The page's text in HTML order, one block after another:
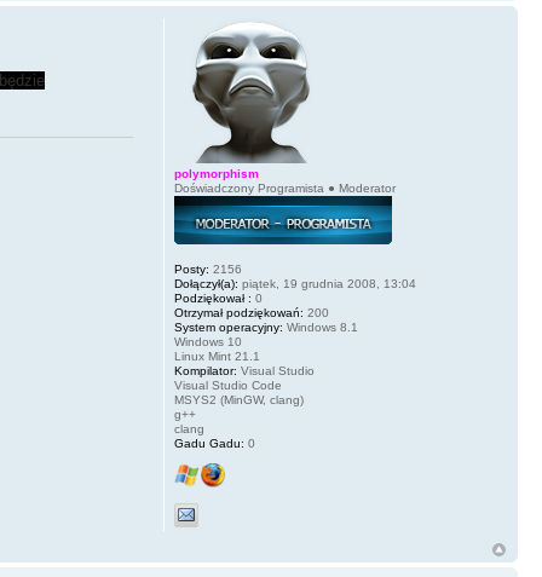
polymorphism
Doświadczony Programista ● Moderator
Posty: 2156
Dołączył(a): piątek, 19 grudnia 2008, 13:04
Podziękował : 0
Otrzymał podziękowań: 200
System operacyjny: Windows 8.1
Windows 10
Linux Mint 21.1
Kompilator: Visual Studio
Visual Studio Code
MSYS2 (MinGW, clang)
g++
clang
Gadu Gadu: 0